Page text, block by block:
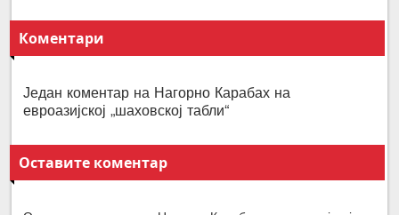
Коментари
Један коментар на Нагорно Карабах на
евроазијској „шаховској табли“
Оставите коментар